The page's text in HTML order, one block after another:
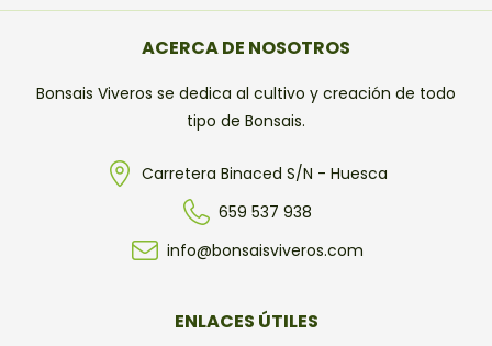
ACERCA DE NOSOTROS
Bonsais Viveros se dedica al cultivo y creación de todo
tipo de Bonsais.
Carretera Binaced S/N - Huesca
659 537 938
info@bonsaisviveros.com
ENLACES ÚTILES